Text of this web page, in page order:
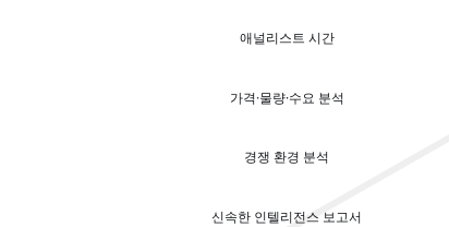
애널리스트 시간
가격·물량·수요 분석
경쟁 환경 분석
신속한 인텔리전스 보고서